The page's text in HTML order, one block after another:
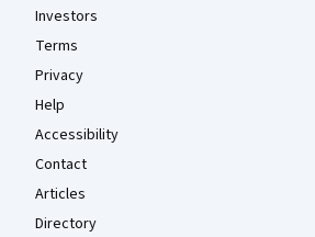
Investors
Terms
Privacy
Help
Accessibility
Contact
Articles
Directory